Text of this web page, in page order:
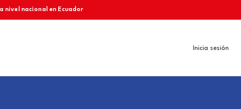
nivel nacional en Ecuador
Inicia sesión